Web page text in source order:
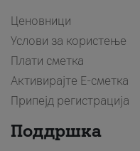
Ценовници
Услови за користење
Плати сметка
Активирајте Е-сметка
Припејд регистрација
Поддршка